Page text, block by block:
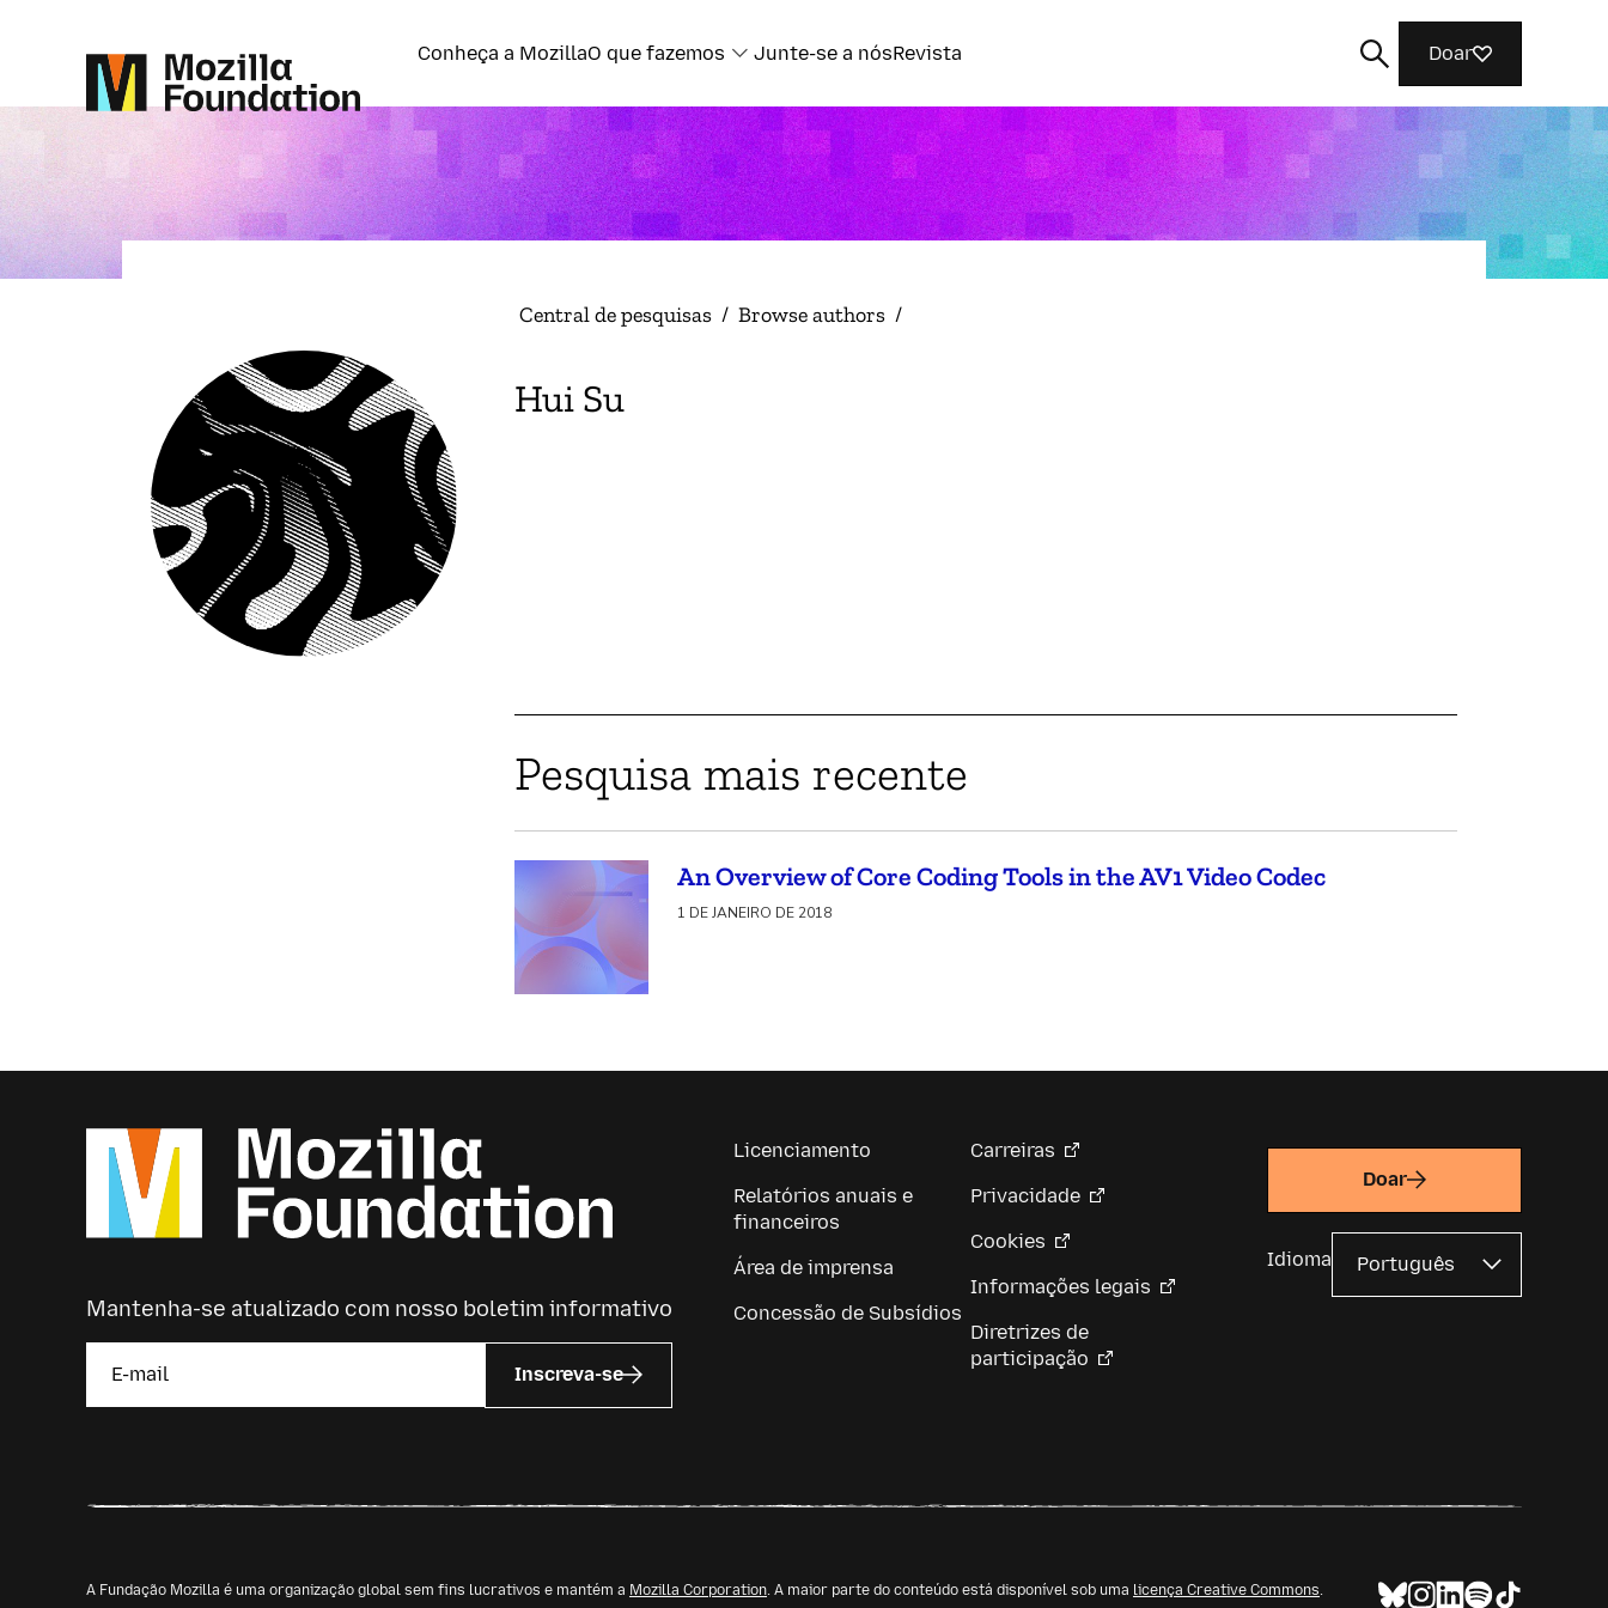
Conheça a MozillaO que fazemos Junte-se a nósRevista Doar
Central de pesquisas / Browse authors /
Hui Su
Pesquisa mais recente
An Overview of Core Coding Tools in the AV1 Video Codec
1 DE JANEIRO DE 2018
Mantenha-se atualizado com nosso boletim informativo
Inscreva-se
Licenciamento
Relatórios anuais e
financeiros
Área de imprensa
Concessão de Subsídios
Carreiras
Privacidade
Cookies
Informações legais
Diretrizes de
participação
Doar
Idioma
A Fundação Mozilla é uma organização global sem fins lucrativos e mantém a Mozilla Corporation . A maior parte do conteúdo está disponível sob uma licença Creative Commons